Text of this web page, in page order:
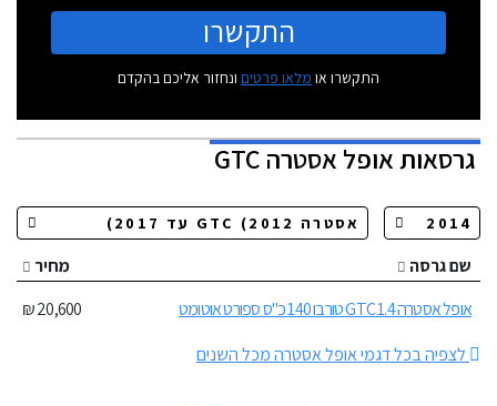
התקשרו
התקשרו או מלאו פרטים ונחזור אליכם בהקדם
גרסאותאופל אסטרה GTC
שם גרסה
מחיר
אופל אסטרה GTC 1.4 טורבו 140 כ"ס ספורט אוטומט
20,600 ₪
לצפיה בכל דגמי אופל אסטרה מכל השנים